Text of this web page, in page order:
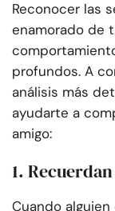
Reconocer las
enamorado de
profundos. A
análisis más
ayudarte a
amigo:
1.
Cuando